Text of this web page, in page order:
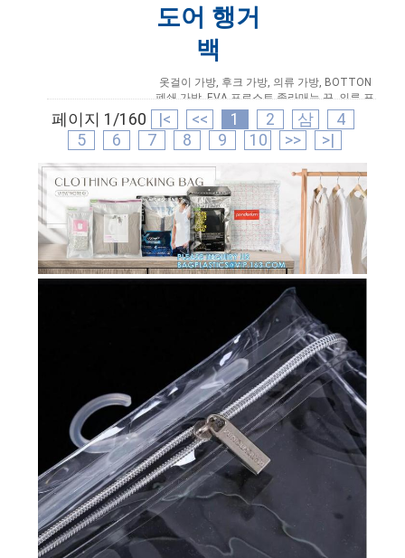
도어 행거
백
옷걸이 가방, 후크 가방, 의류 가방, BOTTON
폐쇄 가방, EVA 프로스트 졸라매는 끈, 의류 포
장 가방, 비닐 옷걸이 후크 가방, 속옷 포장, 옷
걸이 후크 플라스틱 가방, 옷걸이 지퍼 가방, 옷
걸이 슬라이더...
더 읽어보기
2020-11-18 15:29:53
페이지 1/160 |< << 1 2 삼
4
5
6 7 8 9 10 >> >|